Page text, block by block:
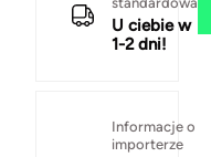
U ciebie w
1-2 dni!
Informacje o
importerze